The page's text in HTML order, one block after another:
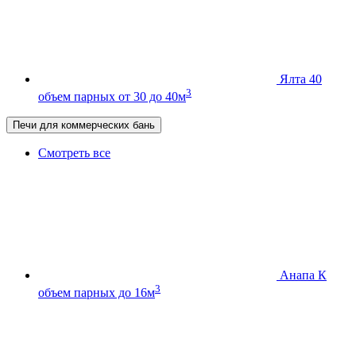
Ялта 40
объем парных от 30 до 40м3
Печи для коммерческих бань
Смотреть все
Анапа К
объем парных до 16м3